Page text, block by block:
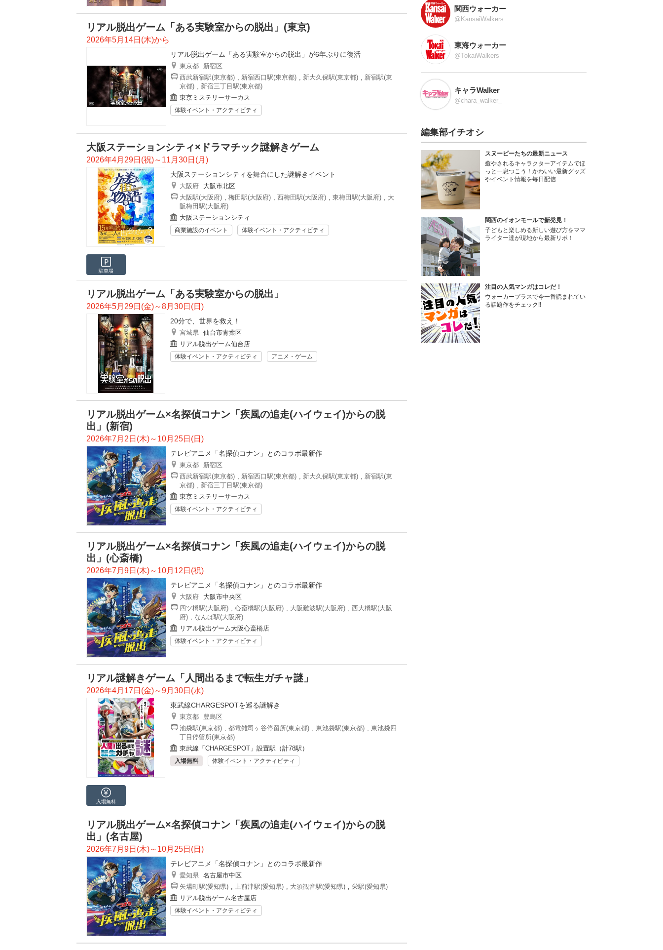
リアル脱出ゲーム「ある実験室からの脱出」(東京)
2026年5月14日(木)から
リアル脱出ゲーム「ある実験室からの脱出」が6年ぶりに復活
東京都
新宿区
西武新宿駅(東京都)
新宿西口駅(東京都) 新大久保駅(東京都)
新宿駅(東
京都)
新宿三丁目駅(東京都)
東京ミステリーサーカス
体験イベント・アクティビティ
大阪ステーションシティ×ドラマチック謎解きゲーム
2026年4月29日(祝)～11月30日(月)
大阪ステーションシティを舞台にした謎解きイベント
大阪府
大阪市北区
大阪駅(大阪府)
梅田駅(大阪府) 西梅田駅(大阪府) 東梅田駅(大阪府)
大
阪梅田駅(大阪府)
大阪ステーションシティ
商業施設のイベント 体験イベント・アクティビティ
駐車場
リアル脱出ゲーム「ある実験室からの脱出」
2026年5月29日(金)～8月30日(日)
20分で、世界を救え！
宮城県
仙台市青葉区
リアル脱出ゲーム仙台店
体験イベント・アクティビティ アニメ・ゲーム
リアル脱出ゲーム×名探偵コナン「疾風の追走(ハイウェイ)からの脱
出」(新宿)
2026年7月2日(木)～10月25日(日)
テレビアニメ「名探偵コナン」とのコラボ最新作
東京都
新宿区
西武新宿駅(東京都)
新宿西口駅(東京都) 新大久保駅(東京都)
新宿駅(東
京都)
新宿三丁目駅(東京都)
東京ミステリーサーカス
体験イベント・アクティビティ
リアル脱出ゲーム×名探偵コナン「疾風の追走(ハイウェイ)からの脱
出」(心斎橋)
2026年7月9日(木)～10月12日(祝)
テレビアニメ「名探偵コナン」とのコラボ最新作
大阪府
大阪市中央区
四ツ橋駅(大阪府)
心斎橋駅(大阪府) 大阪難波駅(大阪府)
西大橋駅(大阪
府)
なんば駅(大阪府)
リアル脱出ゲーム大阪心斎橋店
体験イベント・アクティビティ
リアル謎解きゲーム「人間出るまで転生ガチャ謎」
2026年4月17日(金)～9月30日(水)
東武線CHARGESPOTを巡る謎解き
東京都
豊島区
池袋駅(東京都)
都電雑司ヶ谷停留所(東京都) 東池袋駅(東京都)
東池袋四
丁目停留所(東京都)
東武線「CHARGESPOT」設置駅（計78駅）
入場無料 体験イベント・アクティビティ
入場無料
リアル脱出ゲーム×名探偵コナン「疾風の追走(ハイウェイ)からの脱
出」(名古屋)
2026年7月9日(木)～10月25日(日)
テレビアニメ「名探偵コナン」とのコラボ最新作
愛知県
名古屋市中区
矢場町駅(愛知県)
上前津駅(愛知県) 大須観音駅(愛知県)
栄駅(愛知県)
リアル脱出ゲーム名古屋店
体験イベント・アクティビティ
関西ウォーカー
@KansaiWalkers
東海ウォーカー
@TokaiWalkers
キャラWalker
@chara_walker_
編集部イチオシ
スヌーピーたちの最新ニュース
癒やされるキャラクターアイテムでほ
っと一息つこう！かわいい最新グッズ
やイベント情報を毎日配信
関西のイオンモールで新発見！
子どもと楽しめる新しい遊び方をママ
ライター達が現地から最新リポ！
注目の人気マンガはコレだ！
ウォーカープラスで今一番読まれてい
る話題作をチェック!!